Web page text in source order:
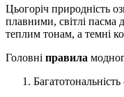
Цьогоріч природність
плавними, світлі пасма
теплим тонам, а темні
Головні правила